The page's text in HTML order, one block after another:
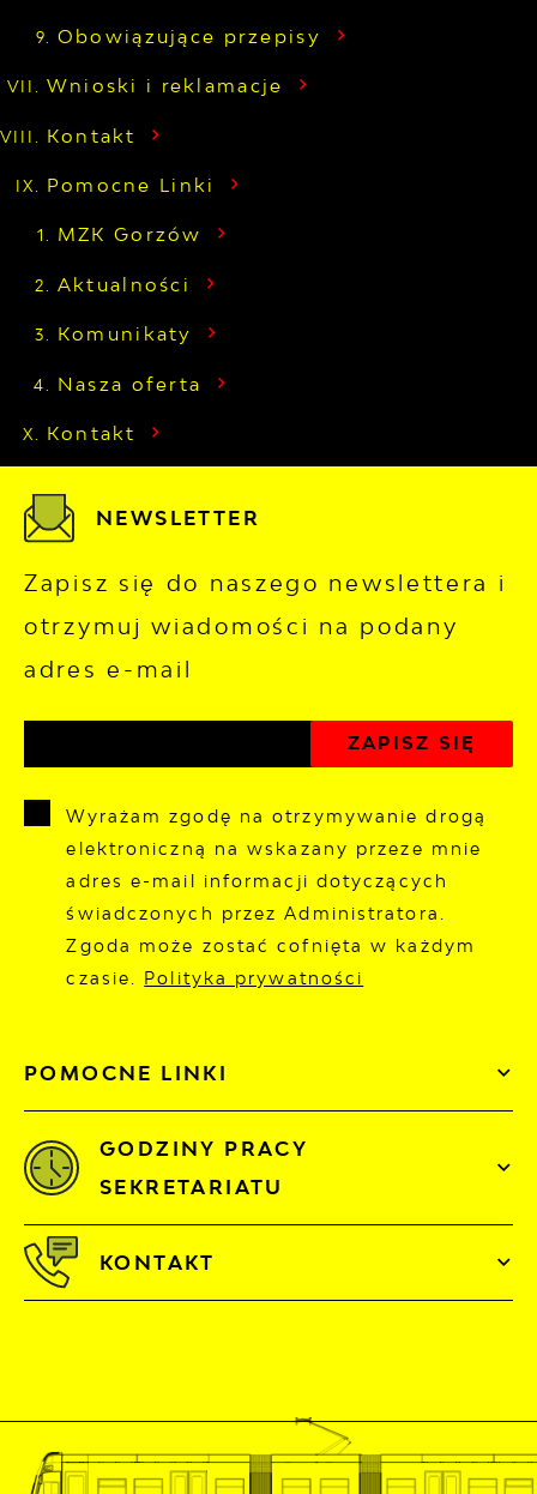
Obowiązujące przepisy
Wnioski i reklamacje
Kontakt
Pomocne Linki
MZK Gorzów
Aktualności
Komunikaty
Nasza oferta
Kontakt
POMOCNE LINKI
NEWSLETTER
Zapisz się do naszego newslettera i
otrzymuj wiadomości na podany
adres e-mail
Wyrażam zgodę na otrzymywanie drogą
elektroniczną na wskazany przeze mnie
adres e-mail informacji dotyczących
świadczonych przez Administratora.
Zgoda może zostać cofnięta w każdym
czasie. Polityka prywatności
GODZINY PRACY
SEKRETARIATU
KONTAKT